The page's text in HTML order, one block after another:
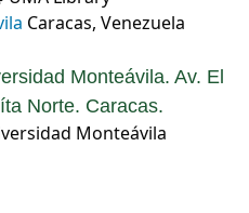
Caracas, Venezuela
Monteávila. Av. El
Norte. Caracas.
Monteávila